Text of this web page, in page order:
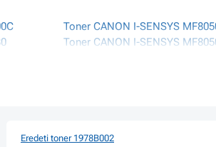
Toner CANON I-SENSYS
Toner CANON I-SENSYS
Eredeti toner 1978B002